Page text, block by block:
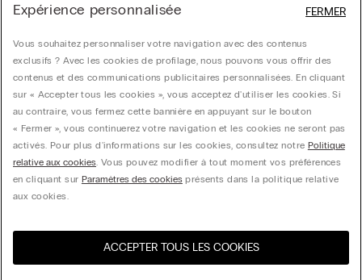
Sélectionnez la taille
Service client
Données légales
Société
CALZEDONIA Finanziaria S.A. Belgium Branch, Avenue Louise 283, box 24, 1050
United States
Expérience personnalisée
Vous souhaitez personnaliser votre navigation avec des contenus
exclusifs ? Avec les cookies de profilage, nous pouvons vous offrir des
contenus et des communications publicitaires personnalisées. En cliquant
sur « Accepter tous les cookies », vous acceptez d'utiliser les cookies. Si
au contraire, vous fermez cette bannière en appuyant sur le bouton
« Fermer », vous continuerez votre navigation et les cookies ne seront pas
activés. Pour plus d'informations sur les cookies, consultez notre Politique
relative aux cookies. Vous pouvez modifier à tout moment vos préférences
en cliquant sur Paramètres des cookiesprésents dans la politique relative
aux cookies.
ACCEPTER TOUS LES COOKIES
FERMER